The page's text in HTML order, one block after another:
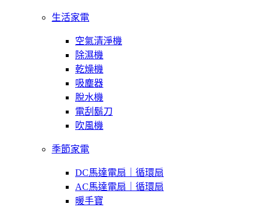
生活家電
空氣清淨機
除濕機
乾燥機
吸塵器
脫水機
電刮鬍刀
吹風機
季節家電
DC馬達電扇｜循環扇
AC馬達電扇｜循環扇
暖手寶